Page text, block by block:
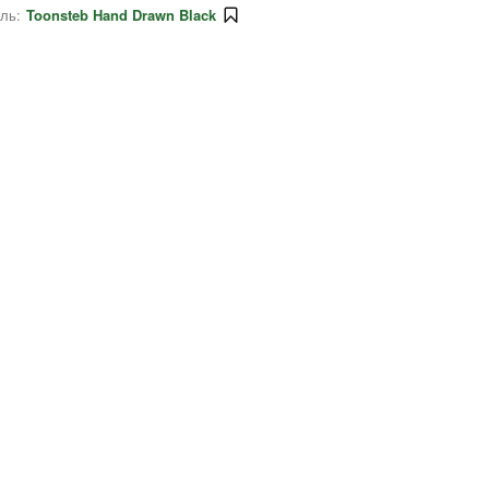
Toonsteb Hand Drawn Black